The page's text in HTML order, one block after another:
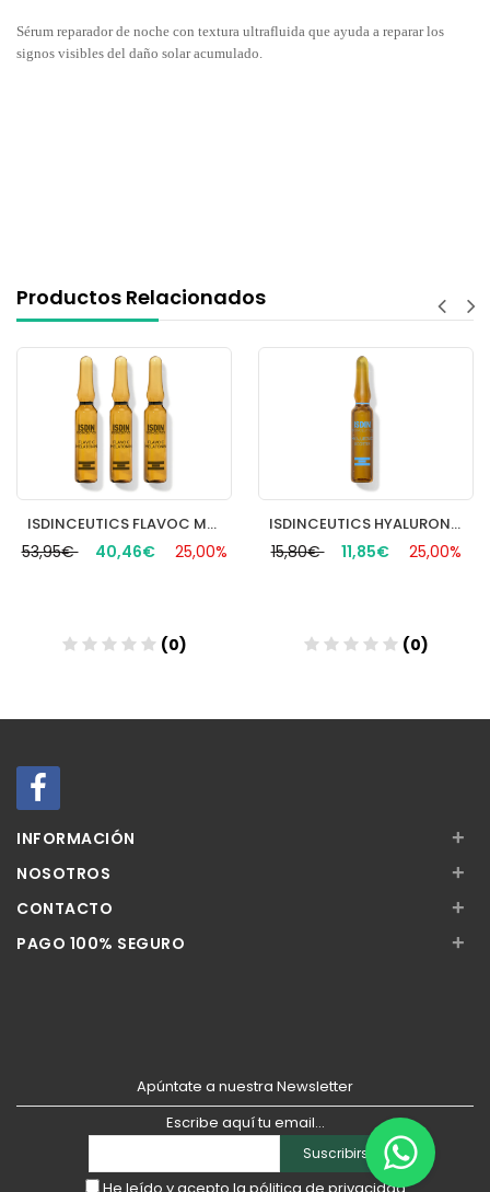
Sérum reparador de noche con textura ultrafluida que ayuda a reparar los
signos visibles del daño solar acumulado.
Productos Relacionados
ISDINCEUTICS FLAVOC MELATONIN 30 UNIDADES 2 ML
53,95€ 40,46€ 25,00%
(0)
ISDINCEUTICS HYALURONIC 10 AMP
15,80€ 11,85€ 25,00%
(0)
INFORMACIÓN +
NOSOTROS +
CONTACTO +
PAGO 100% SEGURO +
Apúntate a nuestra Newsletter
Escribe aquí tu email...
Suscribirse